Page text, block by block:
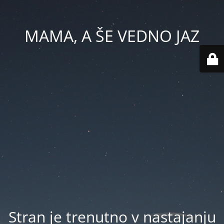
MAMA, A ŠE VEDNO JAZ
Stran je trenutno v nastajanju